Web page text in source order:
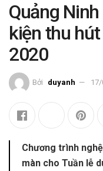
Quảng
kiện thu
2020
Bởi duyanh
Chương trình
màn cho Tuần lễ